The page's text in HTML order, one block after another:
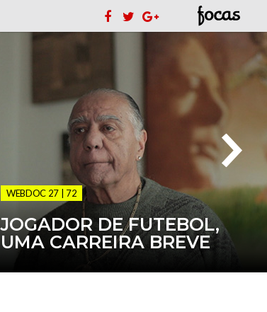
WEBDOC 27 | 72
JOGADOR DE FUTEBOL,
UMA CARREIRA BREVE